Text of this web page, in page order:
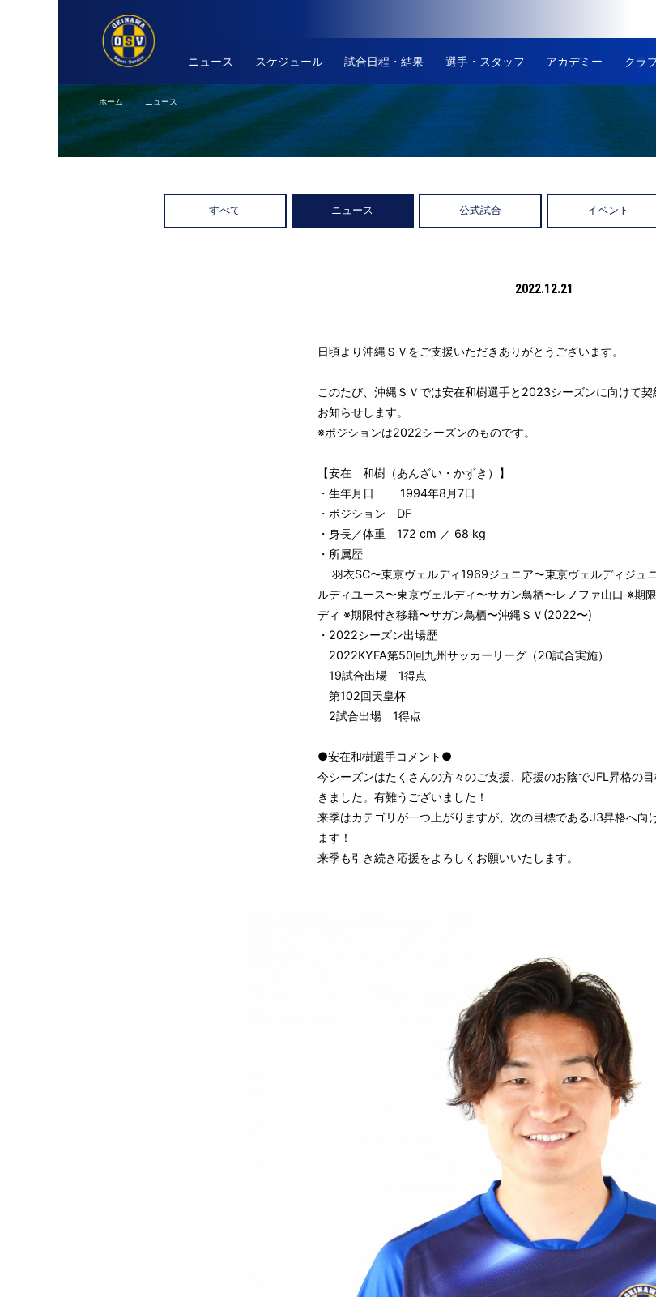
ニュース スケジュール 試合日程・結果 選手・スタッフ アカデミー クラ
ホーム| ニュース
すべて ニュース 公式試合 イベント
2022.12.21
日頃より沖縄ＳＶをご支援いただきありがとうございます。
このたび、沖縄ＳＶでは安在和樹選手と2023シーズンに向けて
お知らせします。
※ポジションは2022シーズンのものです。
【安在 和樹（あんざい・かずき）】
・生年月日 1994年8月7日
・ポジション DF
・身長／体重 172 cm ／ 68 kg
・所属歴
羽衣SC〜東京ヴェルディ1969ジュニア〜東京ヴェルディジュ
ルディユース〜東京ヴェルディ〜サガン鳥栖〜レノファ山口 ※期
ディ ※期限付き移籍〜サガン鳥栖〜沖縄ＳＶ(2022〜)
・2022シーズン出場歴
2022KYFA第50回九州サッカーリーグ（20試合実施）
19試合出場 1得点
第102回天皇杯
2試合出場 1得点
●安在和樹選手コメント●
今シーズンはたくさんの方々のご支援、応援のお陰でJFL昇格の
きました。有難うございました！
来季はカテゴリが一つ上がりますが、次の目標であるJ3昇格へ向
ます！
来季も引き続き応援をよろしくお願いいたします。